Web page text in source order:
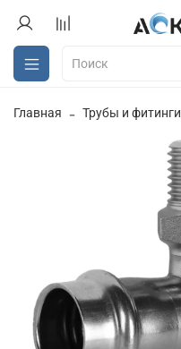
Главная Трубы и фитинги